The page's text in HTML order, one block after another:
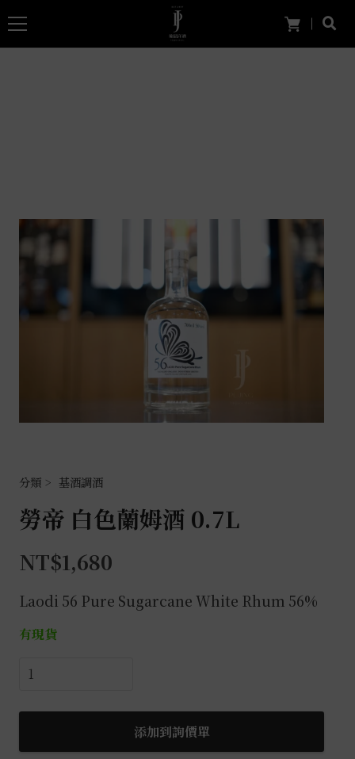
基酒調酒
勞帝 白色蘭姆酒 0.7L
NT$1,680
Laodi 56 Pure Sugarcane White Rhum 56%
有現貨
勞
白
蘭
添加到詢價單